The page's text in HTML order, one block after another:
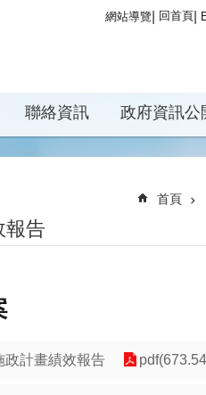
網站導覽 回首頁
聯絡資訊 政府資訊公
首頁
報告
政計畫績效報告